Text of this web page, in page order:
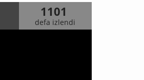
1101
defa izlendi